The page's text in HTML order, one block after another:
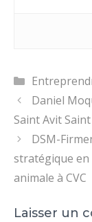
Catégories
Daniel
Saint Avit
DSM-
stratégique
animale à CVC
Laisser un